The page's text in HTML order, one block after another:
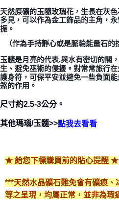
每筆NT$80，滿NT$3,000(含以上)免
賣家宅配幫您送（台灣）
郵局幫你送（離島）
每筆NT$80，滿NT$3,000(含以上)
付款後門市自取
免運費
天然原礦的玉隨玫瑰花，生長在灰
多見，可以作為金工飾品的主角，
振。
（作為手持靜心或是脈輪能量石的
玉髓是月亮的代表,與水有密切的關
生、避免巫術的侵擾。對常常旅行
護身符，可保平安並避免一些負面
煞的作用。
尺寸約2.5-3公分。
其他瑪瑙/玉髓>>點我去看看
★ 給您下標購買前的貼心提醒 ★
***天然水晶礦石難免會有礦痕
等之呈現，均屬正常，並非為瑕